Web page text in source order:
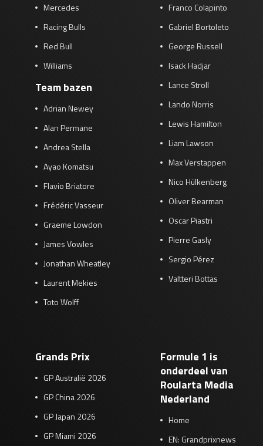
Mercedes
Racing Bulls
Red Bull
Williams
Team bazen
Adrian Newey
Alan Permane
Andrea Stella
Ayao Komatsu
Flavio Briatore
Frédéric Vasseur
Graeme Lowdon
James Vowles
Jonathan Wheatley
Laurent Mekies
Toto Wolff
Franco Colapinto
Gabriel Bortoleto
George Russell
Isack Hadjar
Lance Stroll
Lando Norris
Lewis Hamilton
Liam Lawson
Max Verstappen
Nico Hülkenberg
Oliver Bearman
Oscar Piastri
Pierre Gasly
Sergio Pérez
Valtteri Bottas
Grands Prix
GP Australië 2026
GP China 2026
GP Japan 2026
GP Miami 2026
Formule 1 is
onderdeel van
Roularta Media
Nederland
Home
EN: Grandprixnews